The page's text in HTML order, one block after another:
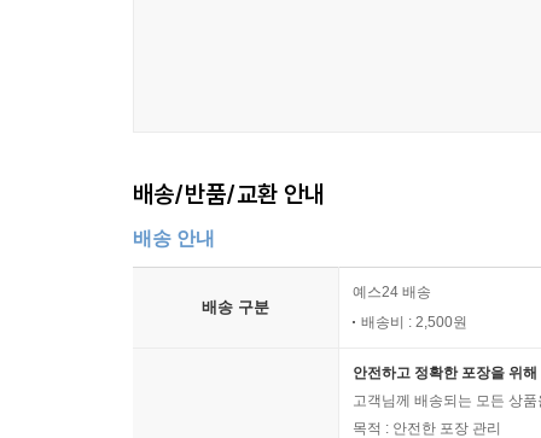
배송/반품/교환 안내
배송 안내
배송 구분
예스24 배송
배송비 : 2,500원
안전하고 정확한 포장을 위
고객님께 배송되는 모든 상
목적 : 안전한 포장 관리